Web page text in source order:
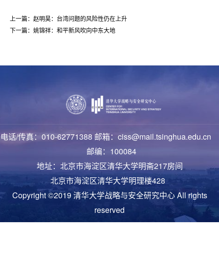
上一篇：赵明昊：台湾问题的风险性仍在上升
下一篇：姚锦祥：和平新风吹向中东大地
电话/传真：010-62771388 邮箱：ciss@mail.tsinghua.edu.cn
邮编：100084
地址：北京市海淀区清华大学明斋217房间
北京市海淀区清华大学明理楼428
Copyright ©2019 清华大学战略与安全研究中心 All rights
reserved